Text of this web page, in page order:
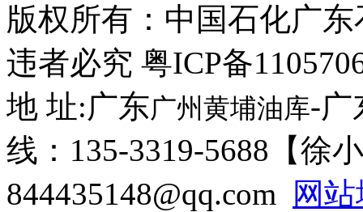
版权所有： 中国石化广
违者必究 粤ICP备
地 址:广东广州黄埔油库-广
线：135-3319-5688【徐
844435148@qq.com
网